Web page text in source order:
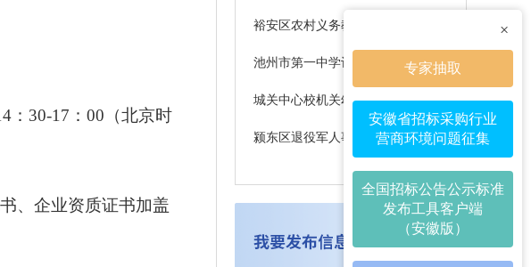
×
专家抽取
安徽省招标采购行业
营商环境问题征集
全国招标公告公示标准
发布工具客户端
（安徽版）
：30-17：00 （北京时
、企业资质证书加盖
池州市第一中学计算机化标准化考场建设招标公告
城关中心校机关幼儿园厨房设备采购项目公开招标公告
颍东区退役军人事务局退役军人培训学校采购项目竞争性磋商公告